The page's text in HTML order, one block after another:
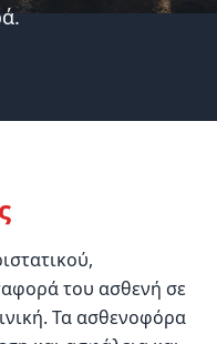
του ασθενή σε
Τα ασθενοφόρα